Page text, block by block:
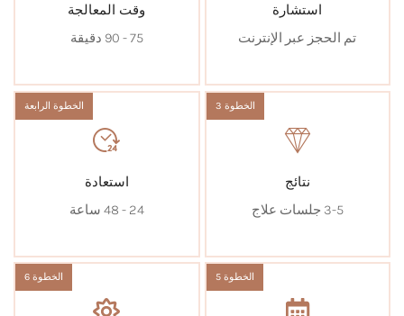
استشارة
تم الحجز عبر الإنترنت
وقت المعالجة
75 - 90 دقيقة
نتائج
3-5 جلسات علاج
الخطوة 3
استعادة
24 - 48 ساعة
الخطوة الرابعة
الخطوة 5 الخطوة 6